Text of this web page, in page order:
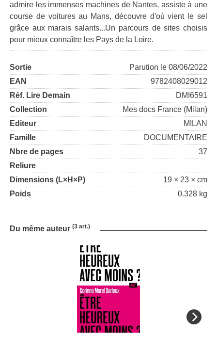
admire les immenses machines de Nantes, assiste à une
course de voitures au Mans, découvre d'où vient le sel
grâce aux marais salants...Un parcours de sites choisis
pour mieux connaître les Pays de la Loire.
Sortie
Parution le 08/06/2022
EAN
9782408029012
Réf. Lire Demain
DMI6591
Collection
Mes docs France (Milan)
Editeur
MILAN
Famille
DOCUMENTAIRE
Nbre de pages
37
Reliure
Dimensions (L×H×P)
19 × 23 × cm
Poids
0.328 kg
Du même auteur (3 art.)